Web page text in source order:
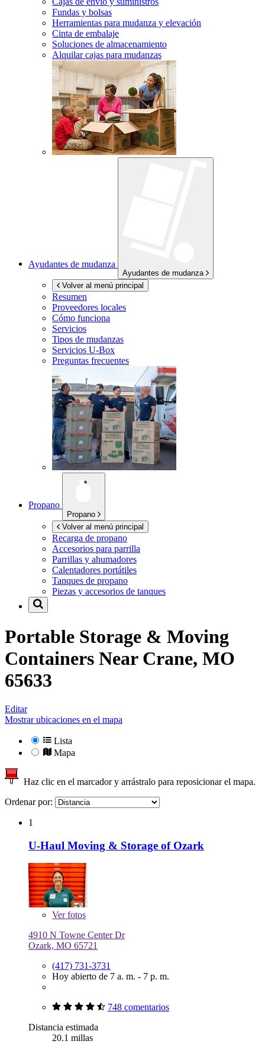
Fundas y bolsas
Herramientas para mudanza y elevación
Cinta de embalaje
Soluciones de almacenamiento
Alquilar cajas para mudanzas
Ayudantes de mudanza
Ayudantes de mudanza
Volver al menú principal
Resumen
Proveedores locales
Cómo funciona
Servicios
Tipos de mudanzas
Servicios U-Box
Preguntas frecuentes
Propano
Propano
Volver al menú principal
Recarga de propano
Accesorios para parrilla
Parrillas y ahumadores
Calentadores portátiles
Tanques de propano
Piezas y accesorios de tanques
Portable Storage & Moving
Containers Near Crane, MO
65633
Editar
Mostrar ubicaciones en el mapa
Lista
Mapa
Haz clic en el marcador y arrástralo para reposicionar el mapa.
Ordenar por:
1
U-Haul Moving & Storage of Ozark
Verfotos
4910 N Towne Center Dr
Ozark, MO 65721
(417) 731-3731
Hoy abierto de 7 a. m. - 7 p. m.
748 comentarios
Distancia estimada
20.1 millas